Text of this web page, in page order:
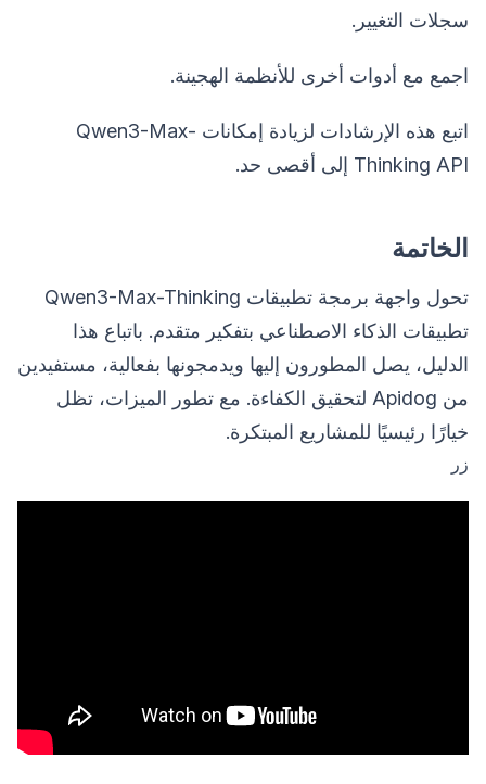
سجلات التغيير.
اجمع مع أدوات أخرى للأنظمة الهجينة.
اتبع هذه الإرشادات لزيادة إمكانات Qwen3-Max-
Thinking API إلى أقصى حد.
الخاتمة
تحول واجهة برمجة تطبيقات Qwen3-Max-Thinking
تطبيقات الذكاء الاصطناعي بتفكير متقدم. باتباع هذا
الدليل، يصل المطورون إليها ويدمجونها بفعالية، مستفيدين
من Apidog لتحقيق الكفاءة. مع تطور الميزات، تظل
خيارًا رئيسيًا للمشاريع المبتكرة.
زر